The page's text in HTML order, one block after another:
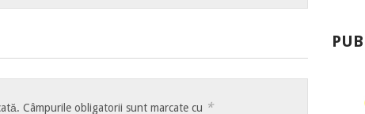
Câmpurile obligatorii sunt marcate cu *
PUB